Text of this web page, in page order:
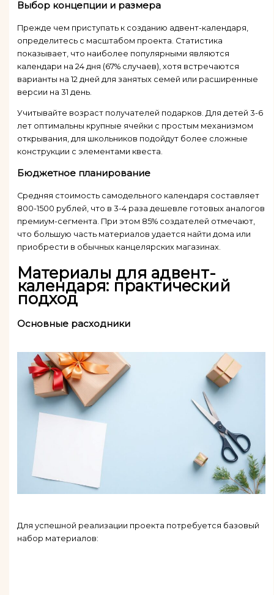
Выбор концепции и размера
Прежде чем приступать к созданию адвент-календаря,
определитесь с масштабом проекта. Статистика
показывает, что наиболее популярными являются
календари на 24 дня (67% случаев), хотя встречаются
варианты на 12 дней для занятых семей или расширенные
версии на 31 день.
Учитывайте возраст получателей подарков. Для детей 3-6
лет оптимальны крупные ячейки с простым механизмом
открывания, для школьников подойдут более сложные
конструкции с элементами квеста.
Бюджетное планирование
Средняя стоимость самодельного календаря составляет
800-1500 рублей, что в 3-4 раза дешевле готовых аналогов
премиум-сегмента. При этом 85% создателей отмечают,
что большую часть материалов удается найти дома или
приобрести в обычных канцелярских магазинах.
Материалы для адвент-
календаря: практический
подход
Основные расходники
Для успешной реализации проекта потребуется базовый
набор материалов: